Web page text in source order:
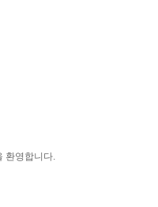
환영합니다.